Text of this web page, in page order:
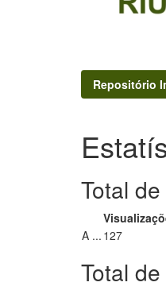
Repositório
Total
A ... 127
Total